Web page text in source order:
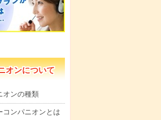
オンについて
オンの種類
コンパニオンとは